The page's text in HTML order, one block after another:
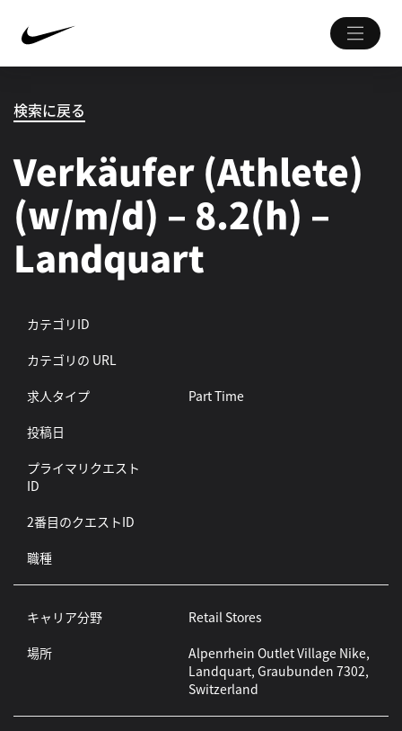
検索に戻る
Verkäufer (Athlete)
(w/m/d) – 8.2(h) –
Landquart
カテゴリID
カテゴリの URL
求人タイプ
Part Time
投稿日
プライマリクエスト
ID
2番目のクエストID
職種
キャリア分野
Retail Stores
場所
Alpenrhein Outlet Village Nike,
Landquart, Graubunden 7302,
Switzerland